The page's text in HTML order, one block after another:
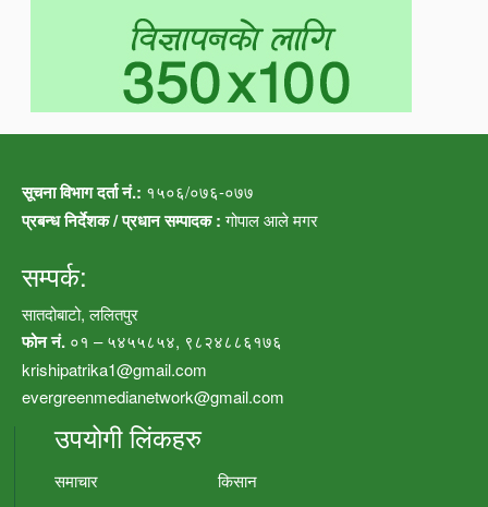
सूचना विभाग दर्ता नं.: १५०६/०७६-०७७
प्रबन्ध निर्देशक / प्रधान सम्पादक :गोपाल आले मगर
सम्पर्क:
सातदोबाटो, ललितपुर
फोन नं. ०१ – ५४५५८५४, ९८२४८८६१७६
krishipatrika1@gmail.com
evergreenmedianetwork@gmail.com
उपयोगी लिंकहरु
समाचार किसान